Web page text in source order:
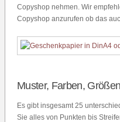
Copyshop nehmen. Wir
Copyshop anzurufen ob das
Muster, Farben, Größen
Es gibt insgesamt 25
Sie alles von Punkten bis